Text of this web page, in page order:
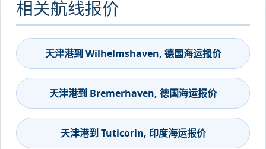
相关航线报价
天津港到 Wilhelmshaven, 德国海运报价
天津港到 Bremerhaven, 德国海运报价
天津港到 Tuticorin, 印度海运报价